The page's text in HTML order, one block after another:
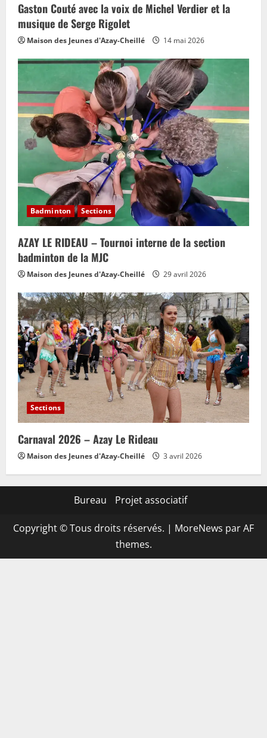
Gaston Couté avec la voix de Michel Verdier et la
musique de Serge Rigolet
Maison des Jeunes d'Azay-Cheillé 14 mai 2026
Badminton Sections
AZAY LE RIDEAU – Tournoi interne de la section
badminton de la MJC
Maison des Jeunes d'Azay-Cheillé 29 avril 2026
Sections
Carnaval 2026 – Azay Le Rideau
Maison des Jeunes d'Azay-Cheillé 3 avril 2026
Bureau Projet associatif
Copyright © Tous droits réservés. | MoreNews par AF
themes.